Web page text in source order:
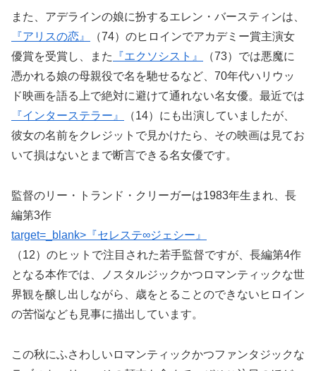
また、アデラインの娘に扮するエレン・バースティンは、
『アリスの恋』
（74）のヒロインでアカデミー賞主演女
優賞を受賞し、また
『エクソシスト』
（73）では悪魔に
憑かれる娘の母親役で名を馳せるなど、70年代ハリウッ
ド映画を語る上で絶対に避けて通れない名女優。最近では
『インターステラー』
（14）にも出演していましたが、
彼女の名前をクレジットで見かけたら、その映画は見てお
いて損はないとまで断言できる名女優です。
監督のリー・トランド・クリーガーは1983年生まれ、長
編第3作
target=_blank>『セレステ∞ジェシー』
（12）のヒットで注目された若手監督ですが、長編第4作
となる本作では、ノスタルジックかつロマンティックな世
界観を醸し出しながら、歳をとることのできないヒロイン
の苦悩なども見事に描出しています。
この秋にふさわしいロマンティックかつファンタジックな